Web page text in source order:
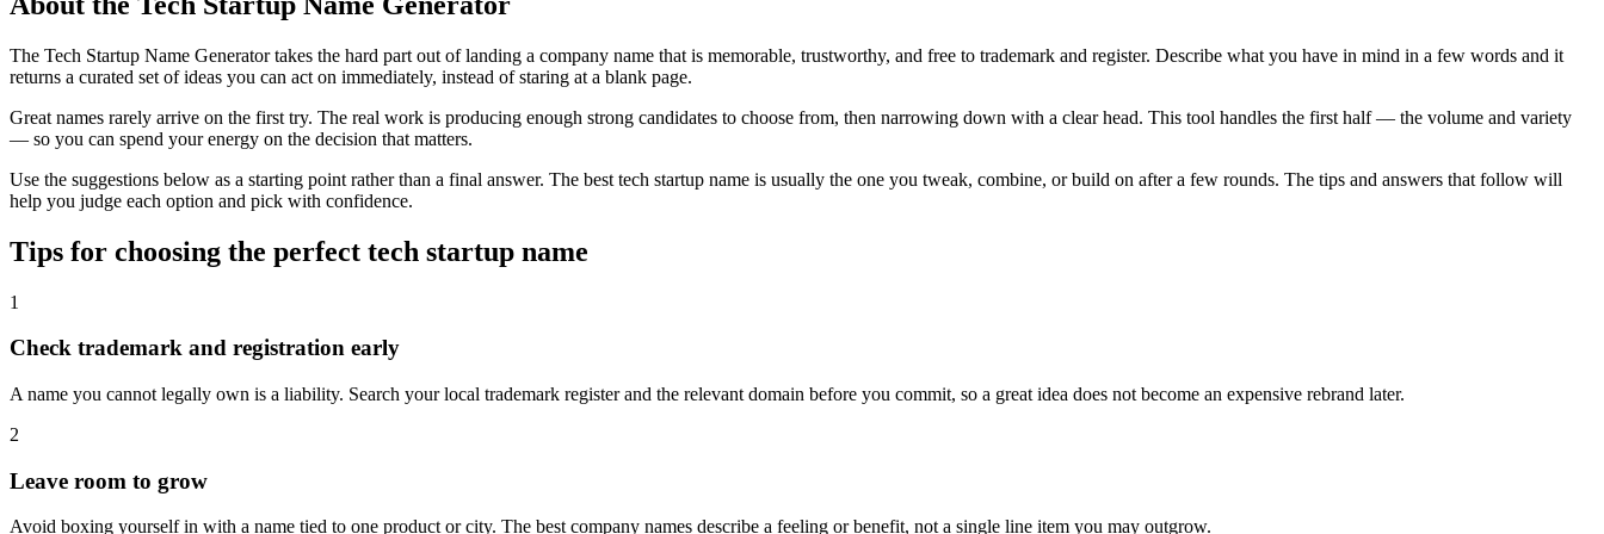
The Tech Startup Name Generator takes the hard part out of landing a company name that is memorable, trustworthy, and free to trademark and register. Describe what you have in mind in a few words and it
returns a curated set of ideas you can act on immediately, instead of staring at a blank page.
Great names rarely arrive on the first try. The real work is producing enough strong candidates to choose from, then narrowing down with a clear head. This tool handles the first half — the volume and variety
— so you can spend your energy on the decision that matters.
Use the suggestions below as a starting point rather than a final answer. The best tech startup name is usually the one you tweak, combine, or build on after a few rounds. The tips and answers that follow will
help you judge each option and pick with confidence.
Tips for choosing the perfect tech startup name
1
Check trademark and registration early
A name you cannot legally own is a liability. Search your local trademark register and the relevant domain before you commit, so a great idea does not become an expensive rebrand later.
2
Leave room to grow
Avoid boxing yourself in with a name tied to one product or city. The best company names describe a feeling or benefit, not a single line item you may outgrow.